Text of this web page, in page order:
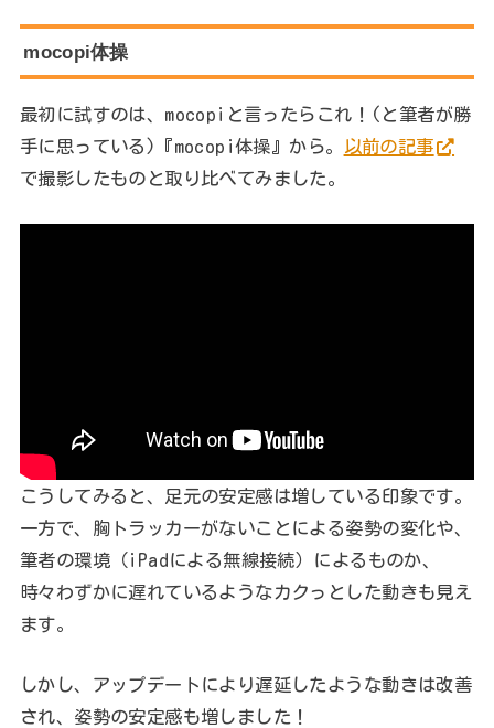
mocopi体操
最初に試すのは、mocopiと言ったらこれ！(と筆者が勝
手に思っている)『mocopi体操』から。 以前の記事
で撮影したものと取り比べてみました。
こうしてみると、足元の安定感は増している印象です。
一方で、胸トラッカーがないことによる姿勢の変化や、
筆者の環境（iPadによる無線接続）によるものか、
時々わずかに遅れているようなカクっとした動きも見え
ます。
しかし、アップデートにより遅延したような動きは改善
され、姿勢の安定感も増しました！